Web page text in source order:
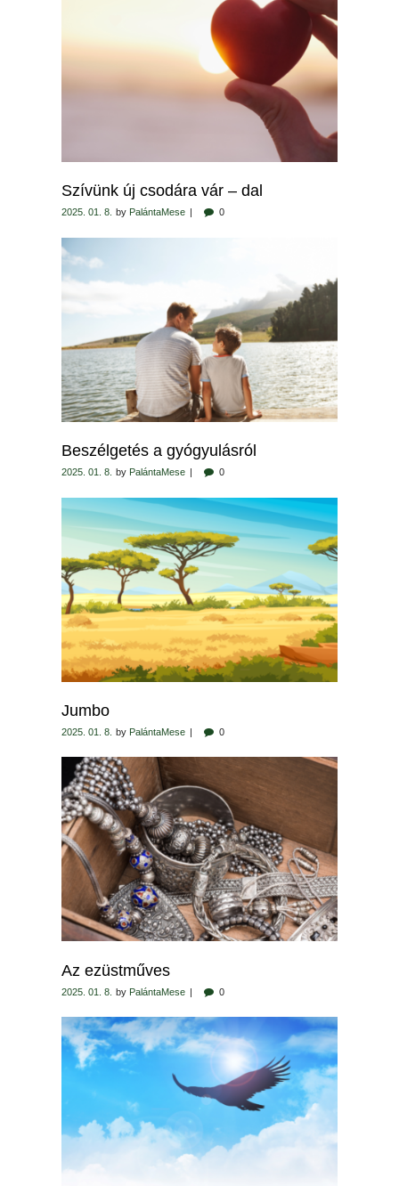
Szívünk új csodára vár – dal
2025. 01. 8. by PalántaMese 0
Beszélgetés a gyógyulásról
2025. 01. 8. by PalántaMese 0
Jumbo
2025. 01. 8. by PalántaMese 0
Az ezüstműves
2025. 01. 8. by PalántaMese 0